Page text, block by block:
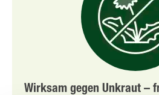
Wirksam gegen Unkraut –